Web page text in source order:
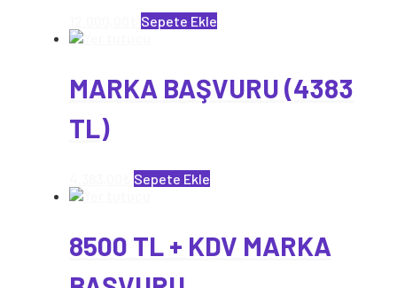
Sepete Ekle
MARKA BAŞVURU (4383
TL)
Sepete Ekle
8500 TL + KDV MARKA